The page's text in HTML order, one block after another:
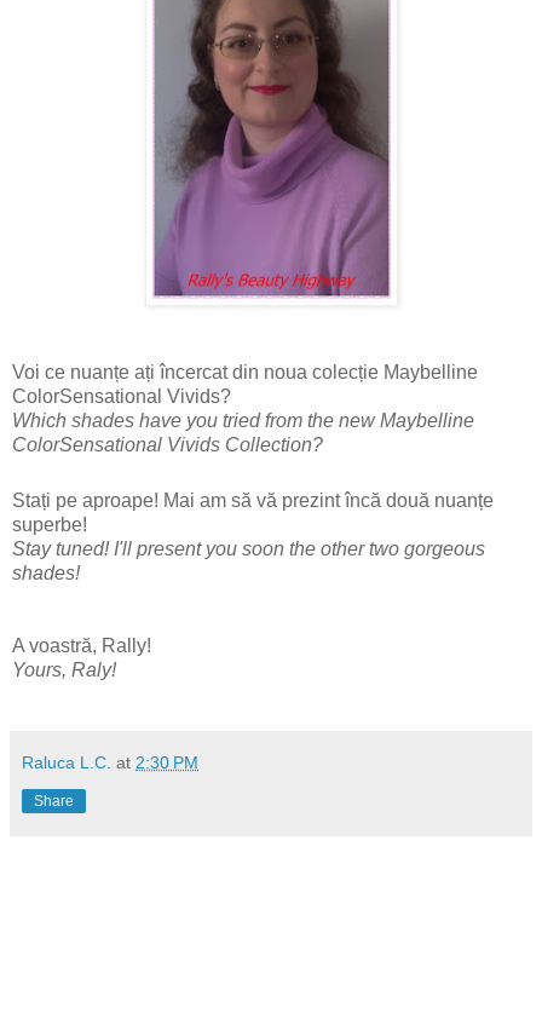
Voi ce nuanțe ați încercat din noua colecție Maybelline
ColorSensational Vivids?
Which shades have you tried from the new Maybelline
ColorSensational Vivids Collection?
Stați pe aproape! Mai am să vă prezint încă două nuanțe
superbe!
Stay tuned! I'll present you soon the other two gorgeous
shades!
A voastră, Rally!
Yours, Raly!
Raluca L.C. at 2:30 PM
Share